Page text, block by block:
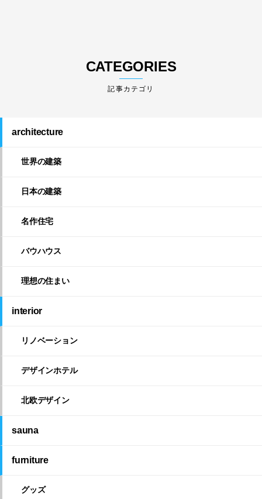
CATEGORIES
architecture
世界の建築
日本の建築
名作住宅
バウハウス
理想の住まい
interior
リノベーション
デザインホテル
北欧デザイン
sauna
furniture
グッズ